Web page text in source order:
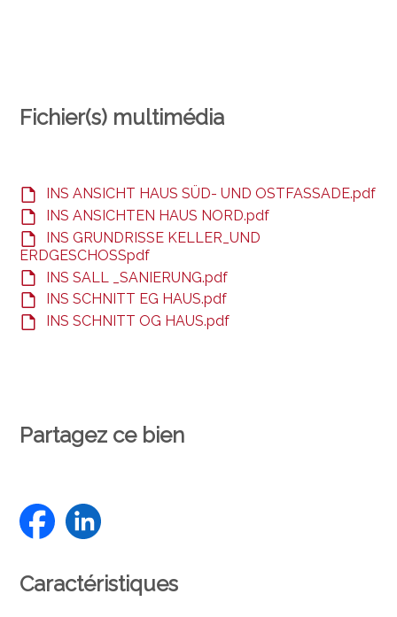
Fichier(s) multimédia
INS ANSICHT HAUS SÜD- UND OSTFASSADE.pdf
INS ANSICHTEN HAUS NORD.pdf
INS GRUNDRISSE KELLER_UND
ERDGESCHOSSpdf
INS SALL _SANIERUNG.pdf
INS SCHNITT EG HAUS.pdf
INS SCHNITT OG HAUS.pdf
Partagez ce bien
Caractéristiques